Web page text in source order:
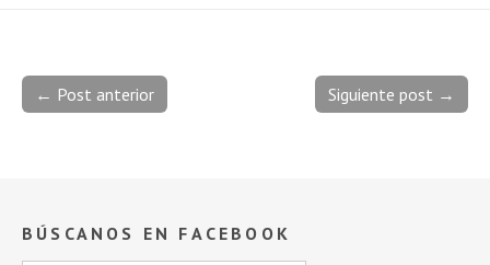
Siguiente post →
← Post anterior
BÚSCANOS EN FACEBOOK